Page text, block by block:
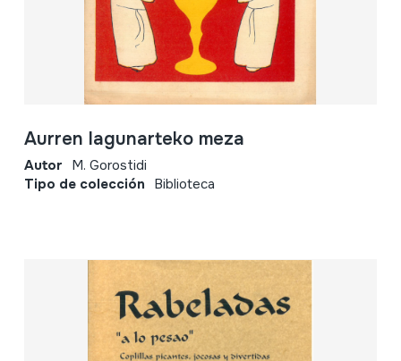
Aurren lagunarteko meza
Autor M. Gorostidi
Tipo de colección Biblioteca